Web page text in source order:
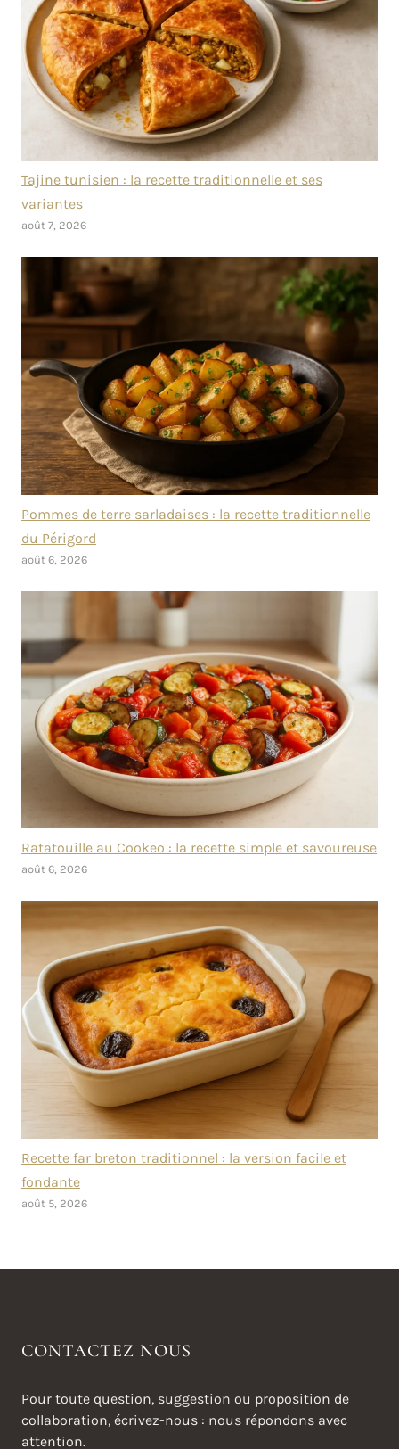
Tajine tunisien : la recette traditionnelle et ses
variantes
août 7, 2026
Pommes de terre sarladaises : la recette traditionnelle
du Périgord
août 6, 2026
Ratatouille au Cookeo : la recette simple et savoureuse
août 6, 2026
Recette far breton traditionnel : la version facile et
fondante
août 5, 2026
CONTACTEZ NOUS
Pour toute question, suggestion ou proposition de
collaboration, écrivez-nous : nous répondons avec
attention.